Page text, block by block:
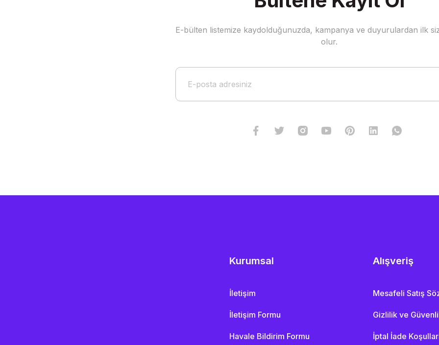
Gönder
E-bülten listemize kaydolduğunuzda, kampanya ve duyurulardan ilk
olur.
Kurumsal
İletişim
İletişim Formu
Havale Bildirim Formu
Alışveriş
Mesafeli Satış
Gizlilik ve
İptal İade